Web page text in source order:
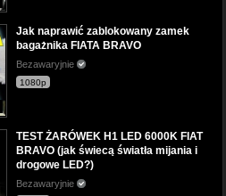
Jak naprawić zablokowany zamek
bagażnika FIATA BRAVO
Bezawaryjnie
1080p
TEST ŻARÓWEK H1 LED 6000K FIAT
BRAVO (jak świecą światła mijania i
drogowe LED?)
Bezawaryjnie